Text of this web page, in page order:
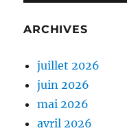
ARCHIVES
juillet 2026
juin 2026
mai 2026
avril 2026